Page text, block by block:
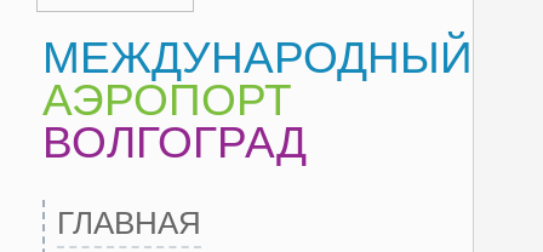
МЕЖДУНАРОДНЫЙ
АЭРОПОРТ
ВОЛГОГРАД
ГЛАВНАЯ